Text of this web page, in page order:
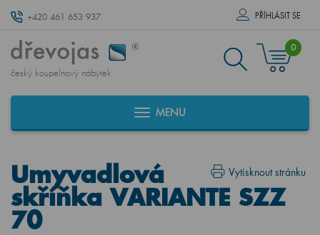
+420 461 653 937 PŘÍHLÁSIT SE
český koupelnový nábytek
0
MENU
Vytisknout stránku
Umyvadlová
skříňka VARIANTE SZZ
70